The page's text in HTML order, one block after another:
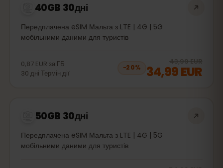
40GB 30дні
Передплачена eSIM Мальта з LTE | 4G | 5G
мобільними даними для туристів
0,87 EUR за ГБ
30 дні Термін дії
−20%
43,99 EUR
34,99 EUR
50GB 30дні
Передплачена eSIM Мальта з LTE | 4G | 5G
мобільними даними для туристів